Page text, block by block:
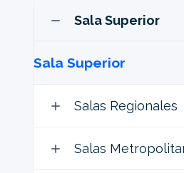
Sala Superior
Sala Superior
Salas Regionales
Salas